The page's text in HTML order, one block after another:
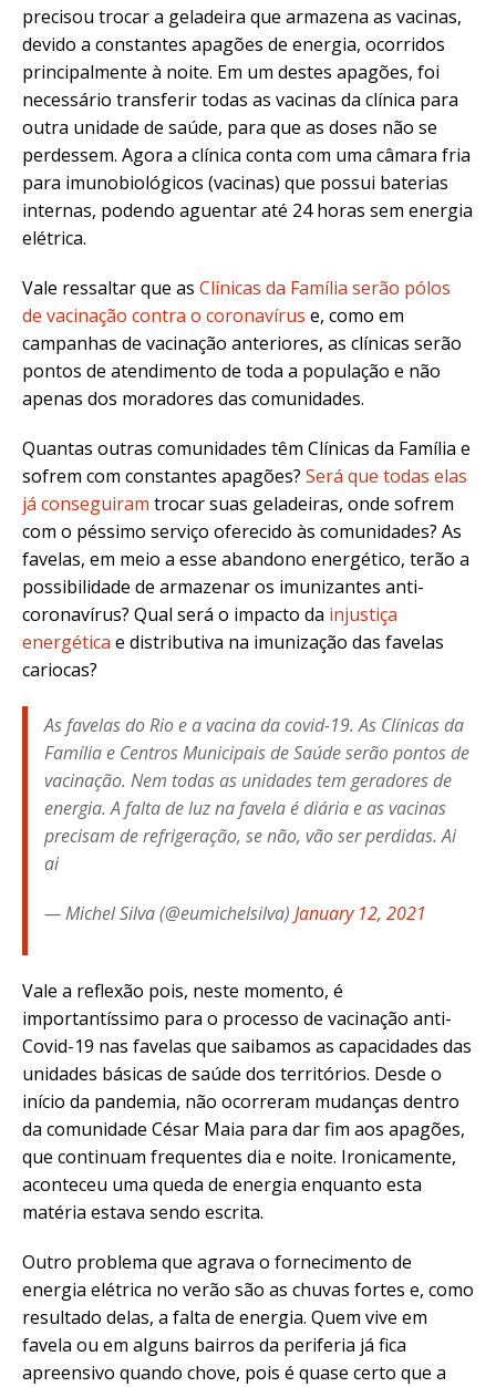
precisou trocar a geladeira que armazena as vacinas,
devido a constantes apagões de energia, ocorridos
principalmente à noite. Em um destes apagões, foi
necessário transferir todas as vacinas da clínica para
outra unidade de saúde, para que as doses não se
perdessem. Agora a clínica conta com uma câmara fria
para imunobiológicos (vacinas) que possui baterias
internas, podendo aguentar até 24 horas sem energia
elétrica.
Vale ressaltar que as Clínicas da Família serão pólos
de vacinação contra o coronavírus e, como em
campanhas de vacinação anteriores, as clínicas serão
pontos de atendimento de toda a população e não
apenas dos moradores das comunidades.
Quantas outras comunidades têm Clínicas da Família e
sofrem com constantes apagões? Será que todas elas
já conseguiram trocar suas geladeiras, onde sofrem
com o péssimo serviço oferecido às comunidades? As
favelas, em meio a esse abandono energético, terão a
possibilidade de armazenar os imunizantes anti-
coronavírus? Qual será o impacto da injustiça
energética e distributiva na imunização das favelas
cariocas?
As favelas do Rio e a vacina da covid-19. As Clínicas da
Família e Centros Municipais de Saúde serão pontos de
vacinação. Nem todas as unidades tem geradores de
energia. A falta de luz na favela é diária e as vacinas
precisam de refrigeração, se não, vão ser perdidas. Ai
ai
— Michel Silva (@eumichelsilva) January 12, 2021
Vale a reflexão pois, neste momento, é
importantíssimo para o processo de vacinação anti-
Covid-19 nas favelas que saibamos as capacidades das
unidades básicas de saúde dos territórios. Desde o
início da pandemia, não ocorreram mudanças dentro
da comunidade César Maia para dar fim aos apagões,
que continuam frequentes dia e noite. Ironicamente,
aconteceu uma queda de energia enquanto esta
matéria estava sendo escrita.
Outro problema que agrava o fornecimento de
energia elétrica no verão são as chuvas fortes e, como
resultado delas, a falta de energia. Quem vive em
favela ou em alguns bairros da periferia já fica
apreensivo quando chove, pois é quase certo que a